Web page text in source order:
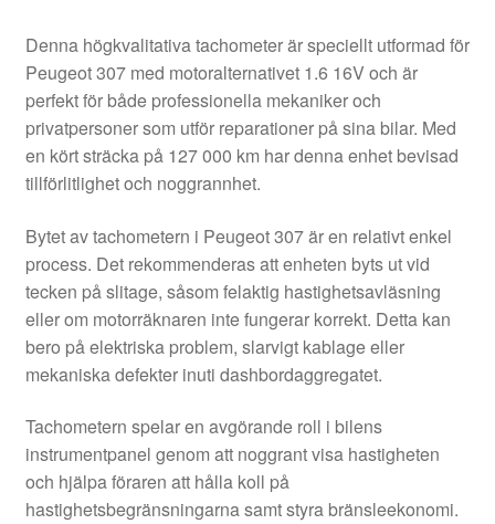
Denna högkvalitativa tachometer är speciellt utformad för
Peugeot 307 med motoralternativet 1.6 16V och är
perfekt för både professionella mekaniker och
privatpersoner som utför reparationer på sina bilar. Med
en kört sträcka på 127 000 km har denna enhet bevisad
tillförlitlighet och noggrannhet.
Bytet av tachometern i Peugeot 307 är en relativt enkel
process. Det rekommenderas att enheten byts ut vid
tecken på slitage, såsom felaktig hastighetsavläsning
eller om motorräknaren inte fungerar korrekt. Detta kan
bero på elektriska problem, slarvigt kablage eller
mekaniska defekter inuti dashbordaggregatet.
Tachometern spelar en avgörande roll i bilens
instrumentpanel genom att noggrant visa hastigheten
och hjälpa föraren att hålla koll på
hastighetsbegränsningarna samt styra bränsleekonomi.